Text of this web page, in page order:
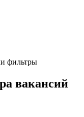
фильтры
вакансий